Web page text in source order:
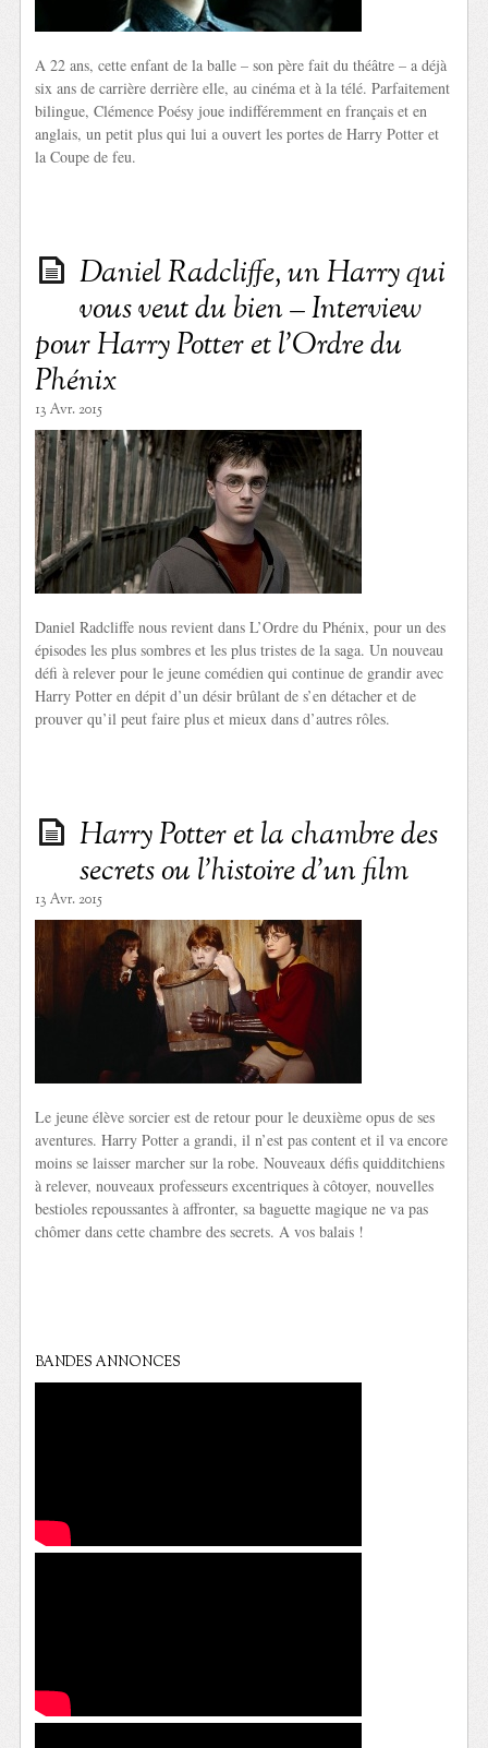
A 22 ans, cette enfant de la balle – son père fait du théâtre – a déjà
six ans de carrière derrière elle, au cinéma et à la télé. Parfaitement
bilingue, Clémence Poésy joue indifféremment en français et en
anglais, un petit plus qui lui a ouvert les portes de Harry Potter et
la Coupe de feu.
Daniel Radcliffe, un Harry qui
vous veut du bien – Interview
pour Harry Potter et l’Ordre du
Phénix
13 Avr. 2015
Daniel Radcliffe nous revient dans L’Ordre du Phénix, pour un des
épisodes les plus sombres et les plus tristes de la saga. Un nouveau
défi à relever pour le jeune comédien qui continue de grandir avec
Harry Potter en dépit d’un désir brûlant de s’en détacher et de
prouver qu’il peut faire plus et mieux dans d’autres rôles.
Harry Potter et la chambre des
secrets ou l’histoire d’un film
13 Avr. 2015
Le jeune élève sorcier est de retour pour le deuxième opus de ses
aventures. Harry Potter a grandi, il n’est pas content et il va encore
moins se laisser marcher sur la robe. Nouveaux défis quidditchiens
à relever, nouveaux professeurs excentriques à côtoyer, nouvelles
bestioles repoussantes à affronter, sa baguette magique ne va pas
chômer dans cette chambre des secrets. A vos balais !
BANDES ANNONCES